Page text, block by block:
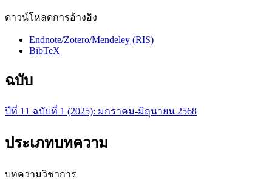
ดาวน์โหลดการอ้างอิง
Endnote/Zotero/Mendeley (RIS)
BibTeX
ฉบับ
ปีที่ 11 ฉบับที่ 1 (2025): มกราคม-มิถุนายน 2568
ประเภทบทความ
บทความวิชาการ